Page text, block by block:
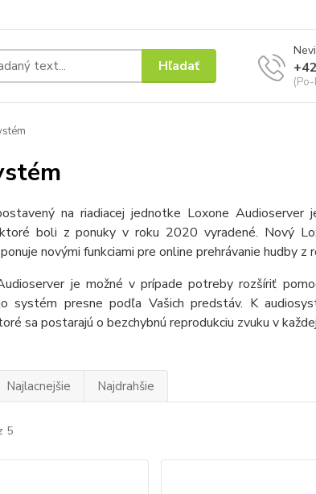
Hľadať
na riadiacej jednotke Loxone Audioserver
boli z ponuky v roku 2020 vyradené. Nový
novými funkciami pre online prehrávanie hudby z
je možné v prípade potreby rozšíriť
systém presne podľa Vašich predstáv. K
sa postarajú o bezchybnú reprodukciu zvuku v
Najlacnejšie Najdrahšie
5